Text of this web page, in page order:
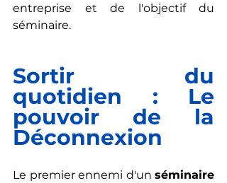
entreprise et de l'objectif du
séminaire.
Sortir du
quotidien : Le
pouvoir de la
Déconnexion
Le premier ennemi d'un séminaire